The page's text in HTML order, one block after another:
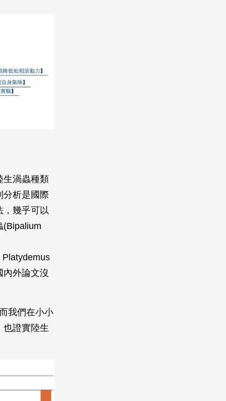
生渦蟲種類
分析是國際
，幾乎可以
(Bipalium
內外論文沒
我們在小小
也證實陸生